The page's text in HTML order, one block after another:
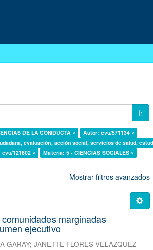
Ir
DE LA CONDUCTA ×
Autor: cvu/571134 ×
evaluación, acción social, servicios de salud,
121802 ×
Materia: 5 - CIENCIAS SOCIALES ×
Mostrar filtros avanzados
marginadas
ejecutivo
GARAY;JANETTE FLORES VELAZQUEZ